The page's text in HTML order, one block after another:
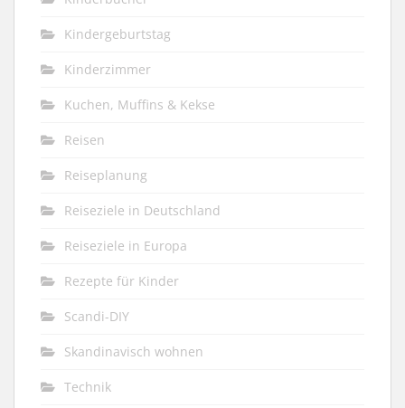
Kindergeburtstag
Kinderzimmer
Kuchen, Muffins & Kekse
Reisen
Reiseplanung
Reiseziele in Deutschland
Reiseziele in Europa
Rezepte für Kinder
Scandi-DIY
Skandinavisch wohnen
Technik